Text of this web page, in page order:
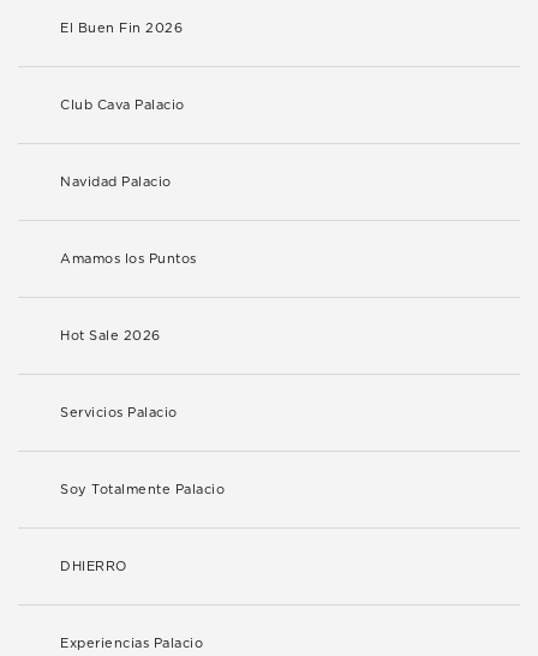
El Buen Fin 2026
Club Cava Palacio
Navidad Palacio
Amamos los Puntos
Hot Sale 2026
Servicios Palacio
Soy Totalmente Palacio
DHIERRO
Experiencias Palacio